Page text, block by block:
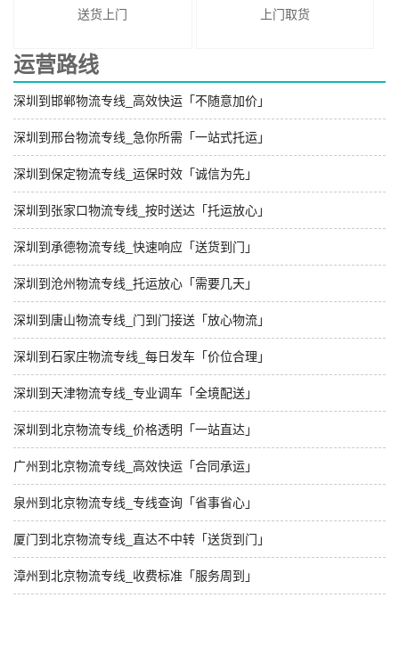
送货上门 上门取货
运营路线
深圳到邯郸物流专线_高效快运「不随意加价」
深圳到邢台物流专线_急你所需「一站式托运」
深圳到保定物流专线_运保时效「诚信为先」
深圳到张家口物流专线_按时送达「托运放心」
深圳到承德物流专线_快速响应「送货到门」
深圳到沧州物流专线_托运放心「需要几天」
深圳到唐山物流专线_门到门接送「放心物流」
深圳到石家庄物流专线_每日发车「价位合理」
深圳到天津物流专线_专业调车「全境配送」
深圳到北京物流专线_价格透明「一站直达」
广州到北京物流专线_高效快运「合同承运」
泉州到北京物流专线_专线查询「省事省心」
厦门到北京物流专线_直达不中转「送货到门」
漳州到北京物流专线_收费标准「服务周到」